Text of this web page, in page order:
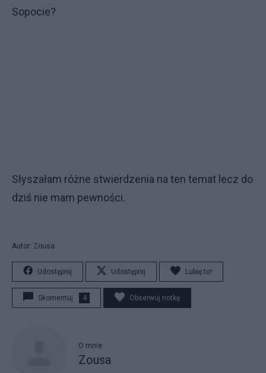
Sopocie?
Słyszałam różne stwierdzenia na ten temat lecz do
dziś nie mam pewności.
Autor: Zousa
Udostępnij Udostępnij Lubię to!
Skomentuj 4 Obserwuj notkę
O mnie
Zousa